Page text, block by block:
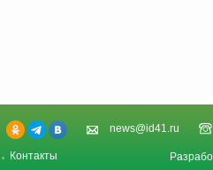
news@id41.ru
Контакты